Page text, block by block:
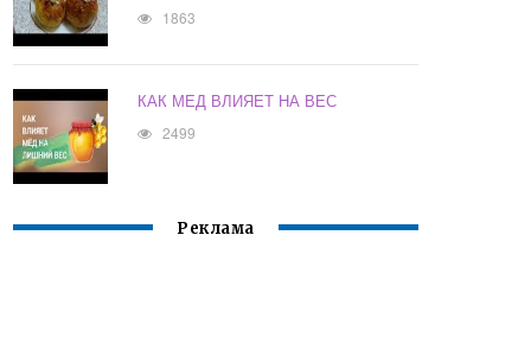
1863
КАК МЕД ВЛИЯЕТ НА ВЕС
2499
Реклама